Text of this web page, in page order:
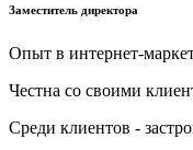
Заместитель директора
Опыт в интернет-
Честна со своими
Среди клиентов -